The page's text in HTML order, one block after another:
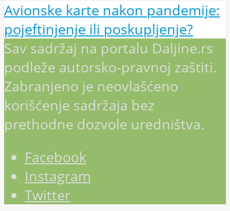
Avionske karte nakon pandemije:
pojeftinjenje ili poskupljenje?
Sav sadržaj na portalu Daljine.rs
podleže autorsko-pravnoj zaštiti.
Zabranjeno je neovlašćeno
korišćenje sadržaja bez
prethodne dozvole uredništva.
Facebook
Instagram
Twitter